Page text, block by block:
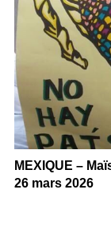
MEXIQUE –
26 mars 2026